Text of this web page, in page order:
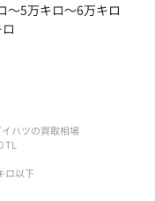
～5万キロ～6万キロ
イハツの買取相場
TL
ロ以下